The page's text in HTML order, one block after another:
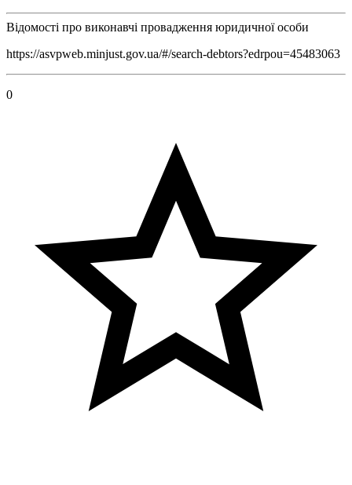
Відомості про виконавчі провадження юридичної особи
https://asvpweb.minjust.gov.ua/#/search-debtors?edrpou=45483063
0